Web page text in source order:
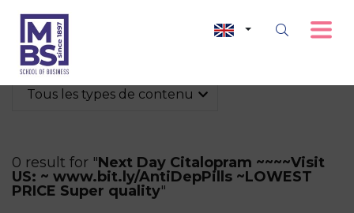
Tous les types de contenu
0 result for "Next Day Citalopram ~~~~Visit
US: ~ www.bit.ly/AntiDepPills ~LOWEST
PRICE Super quality"